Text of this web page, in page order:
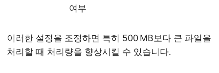
여부
이러한 설정을 조정하면 특히 500 MB보다 큰 파일을
처리할 때 처리량을 향상시킬 수 있습니다.